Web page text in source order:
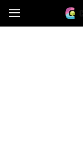
Challengegroup.pl